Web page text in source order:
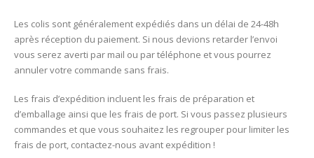
Les colis sont généralement expédiés dans un délai de 24-48h
après réception du paiement. Si nous devions retarder l’envoi
vous serez averti par mail ou par téléphone et vous pourrez
annuler votre commande sans frais.
Les frais d’expédition incluent les frais de préparation et
d’emballage ainsi que les frais de port. Si vous passez plusieurs
commandes et que vous souhaitez les regrouper pour limiter les
frais de port, contactez-nous avant expédition !